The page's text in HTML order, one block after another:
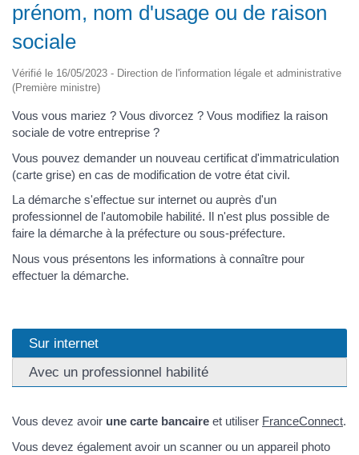
prénom, nom d'usage ou de raison
sociale
Vérifié le 16/05/2023 - Direction de l'information légale et administrative
(Première ministre)
Vous vous mariez ? Vous divorcez ? Vous modifiez la raison
sociale de votre entreprise ?
Vous pouvez demander un nouveau certificat d'immatriculation
(carte grise) en cas de modification de votre état civil.
La démarche s'effectue sur internet ou auprès d'un
professionnel de l'automobile habilité. Il n'est plus possible de
faire la démarche à la préfecture ou sous-préfecture.
Nous vous présentons les informations à connaître pour
effectuer la démarche.
Sur internet
Avec un professionnel habilité
Vous devez avoir une carte bancaire et utiliser FranceConnect.
Vous devez également avoir un scanner ou un appareil photo